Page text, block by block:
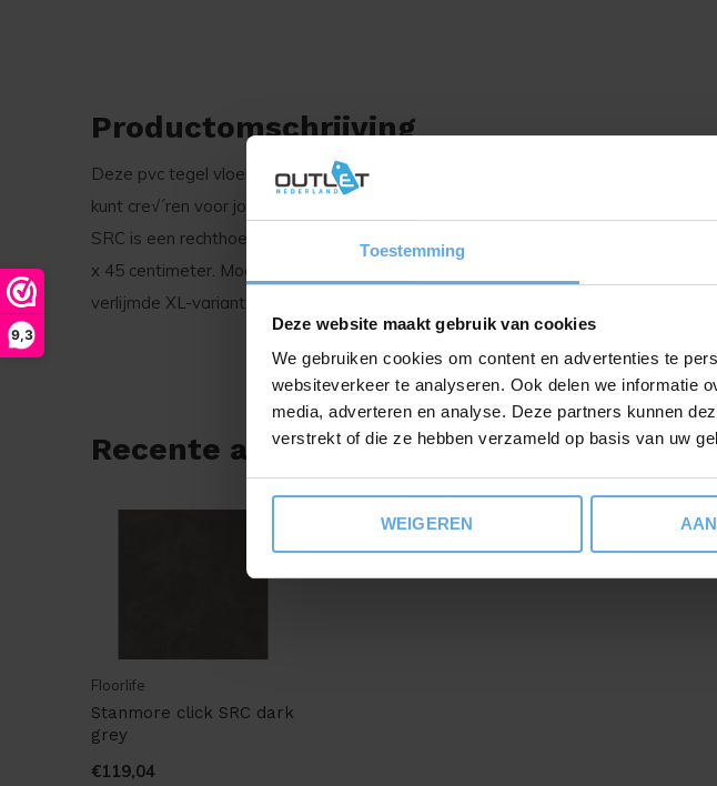
Toestemming
Deze website maakt gebruik van cookies
We gebruiken cookies om content en advertenties te
websiteverkeer te analyseren. Ook delen we informatie
media, adverteren en analyse. Deze partners kunnen
verstrekt of die ze hebben verzameld op basis van uw
WEIGEREN
9,3
Productomschrijving
Deze pvc tegel vloer is verkrijgbaar in vier natuurlijke kleuren, waarmee je een
kunt cre√´ren voor jouw huis. Zo is er voor elk interieur een passende kleur. De
SRC is een rechthoekige tegel, die verkrijgbaar is in een click uitvoering met een
x 45 centimeter. Mocht jouw ruimte het toelaten, dan is de Stanmore ook
verlijmde XL-variant. Deze heeft dan een afmeting van maar liefst 91 x 91
Recente artikelen
Floorlife
Stanmore click SRC dark
grey
€119,04